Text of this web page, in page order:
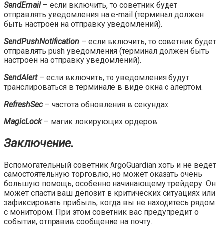
SendEmail– если включить, то советник будет
отправлять уведомления на e-mail (терминал должен
быть настроен на отправку уведомлений).
SendPushNotification – если включить, то советник будет
отправлять push уведомления (терминал должен быть
настроен на отправку уведомлений).
SendAlert– если включить, то уведомления будут
транслироваться в терминале в виде окна с алертом.
RefreshSec – частота обновления в секундах.
MagicLock– магик локирующих ордеров.
Заключение.
Вспомогательный советник ArgoGuardian хоть и не ведет
самостоятельную торговлю, но может оказать очень
большую помощь, особенно начинающему трейдеру. Он
может спасти ваш депозит в критических ситуациях или
зафиксировать прибыль, когда вы не находитесь рядом
с монитором. При этом советник вас предупредит о
событии, отправив сообщение на почту.